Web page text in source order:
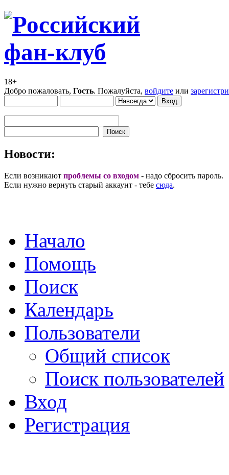
18+
Добро пожаловать, Гость. Пожалуйста, войдите или
Новости:
Если возникают проблемы со входом - надо сбросить пароль.
Если нужно вернуть старый аккаунт - тебе сюда.
Начало
Помощь
Поиск
Календарь
Пользователи
Общий список
Поиск пользователей
Вход
Регистрация